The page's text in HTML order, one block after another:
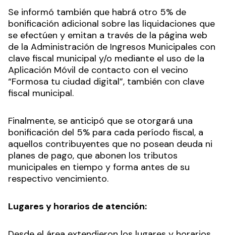
Se informó también que habrá otro 5% de
bonificación adicional sobre las liquidaciones que
se efectúen y emitan a través de la página web
de la Administración de Ingresos Municipales con
clave fiscal municipal y/o mediante el uso de la
Aplicación Móvil de contacto con el vecino
“Formosa tu ciudad digital”, también con clave
fiscal municipal.
Finalmente, se anticipó que se otorgará una
bonificación del 5% para cada período fiscal, a
aquellos contribuyentes que no posean deuda ni
planes de pago, que abonen los tributos
municipales en tiempo y forma antes de su
respectivo vencimiento.
Lugares y horarios de atención: